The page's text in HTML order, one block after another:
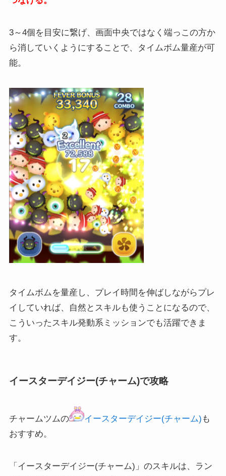
3～4個を目安に繋げ、画面中央ではなく端っこの方か
ら消していくようにすることで、タイムボム量産が可
能。
タイムボムを量産し、プレイ時間を伸ばしながらプレ
イしていれば、自然とスキルも使うことになるので、
こういったスキル発動系ミッションでも活躍できま
す。
イースターデイジー(チャーム)で攻略
チャームツムの イースターデイジー(チャーム) も
おすすめ。
「イースターデイジー(チャーム)」のスキルは、ラン